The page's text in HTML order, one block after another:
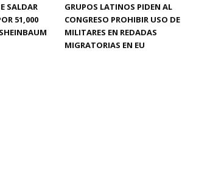
SALDAR
51,000
GRUPOS LATINOS PIDEN AL
CONGRESO PROHIBIR USO DE
MILITARES EN REDADAS
MIGRATORIAS EN EU